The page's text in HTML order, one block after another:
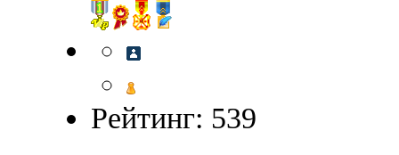
Рейтинг: 539